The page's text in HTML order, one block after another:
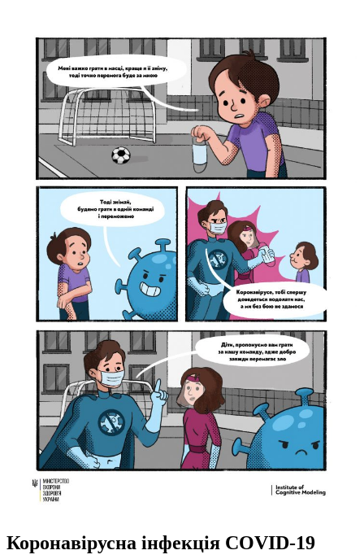
Коронавірусна інфекція COVID-19